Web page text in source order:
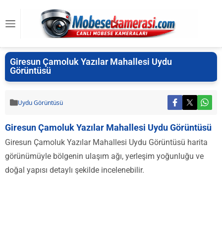
Giresun Çamoluk Yazılar Mahallesi Uydu
Görüntüsü
Uydu Görüntüsü
Giresun Çamoluk Yazılar Mahallesi Uydu Görüntüsü
Giresun Çamoluk Yazılar Mahallesi Uydu Görüntüsü harita
görünümüyle bölgenin ulaşım ağı, yerleşim yoğunluğu ve
doğal yapısı detaylı şekilde incelenebilir.